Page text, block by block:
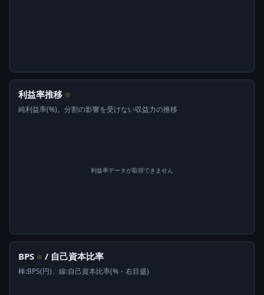
利益率推移 ⊙
純利益率(%)。分割の影響を受けない収益力の推移
利益率データが取得できません
BPS ⊙ / 自己資本比率
棒:BPS(円)、線:自己資本比率(%・右目盛)